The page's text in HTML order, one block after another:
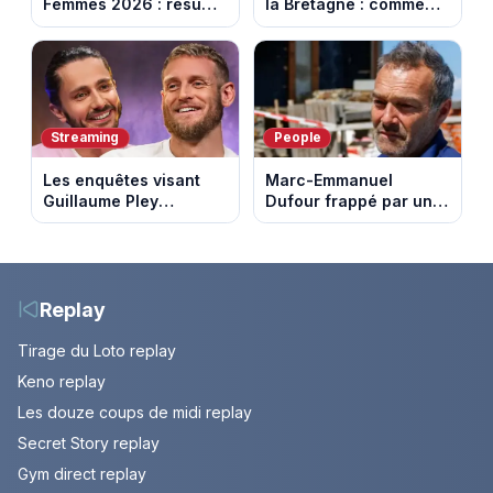
Femmes 2026 : résumé
vidéo de la 7e étape
avec l'ascension du
Mont Ventoux
la Bretagne : comment
les Bretons ont
défendu leur culture
au fil des décennies
Streaming
Les enquêtes visant
Guillaume Pley
poussent Ragnar Le
tournée Legend
People
Marc-Emmanuel
Dufour frappé par un
terrible incendie : son
Replay
Tirage du Loto replay
Keno replay
Les douze coups de midi replay
Secret Story replay
Gym direct replay